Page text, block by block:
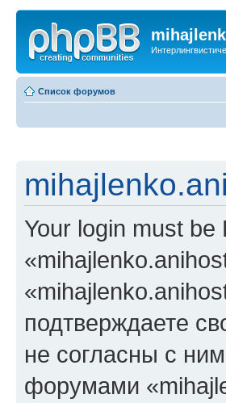
Список форумов
Your login must
подтверждаете
не согласны с
форумами